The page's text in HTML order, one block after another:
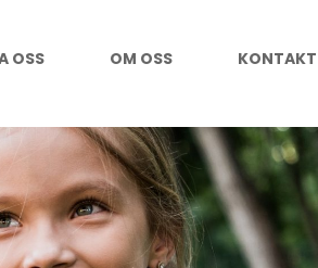
OSS OM OSS KONTAKT